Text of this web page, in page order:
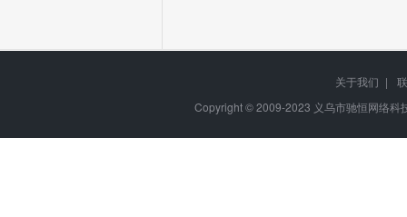
关于我们 |
Copyright © 2009-2023 义乌市驰恒网络科